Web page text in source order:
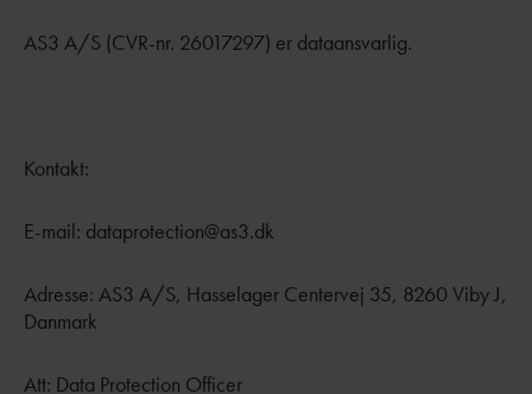
AS3 A/S (CVR-nr. 26017297) er dataansvarlig.
Kontakt:
E-mail: dataprotection@as3.dk
Adresse: AS3 A/S, Hasselager Centervej 35, 8260 Viby J,
Danmark
Att: Data Protection Officer